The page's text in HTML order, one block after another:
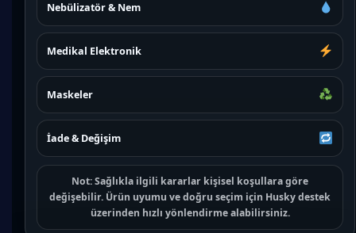
Nebülizatör & Nem
Medikal Elektronik
Maskeler
İade & Değişim
Not:Sağlıkla ilgili kararlar kişisel koşullara göre
değişebilir. Ürün uyumu ve doğru seçim için Husky destek
üzerinden hızlı yönlendirme alabilirsiniz.